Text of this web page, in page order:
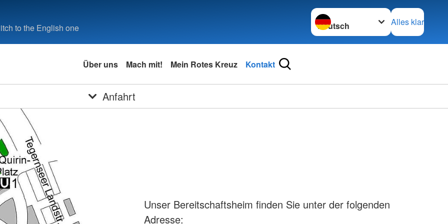
to the English one
Sprache wechseln zu
Alles klar
Über uns Mach mit! Mein Rotes Kreuz Kontakt
Anfahrt
Unser Bereitschaftsheim finden Sie unter der folgenden
Adresse: